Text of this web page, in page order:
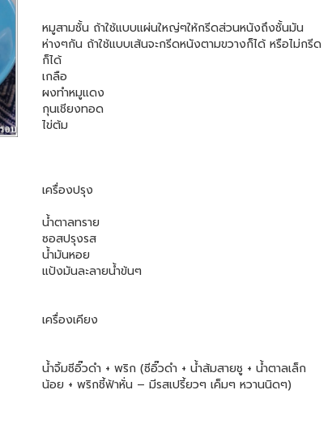
หมูสามชั้น ถ้าใช้แบบแผ่นใหญ่ๆให้กรีดส่วนหนังถึงชั้นมัน
ห่างๆกัน ถ้าใช้แบบเส้นจะกรีดหนังตามขวางก็ได้ หรือไม่กรีด
ก็ได้
เกลือ
ผงทำหมูแดง
กุนเชียงทอด
ไข่ต้ม
เครื่องปรุง
น้ำตาลทราย
ซอสปรุงรส
น้ำมันหอย
แป้งมันละลายน้ำข้นๆ
เครื่องเคียง
น้ำจิ้มซีอิ๊วดำ + พริก (ซีอิ๊วดำ + น้ำส้มสายชู + น้ำตาลเล็ก
น้อย + พริกชี้ฟ้าหั่น – มีรสเปรี้ยวๆ เค็มๆ หวานนิดๆ)